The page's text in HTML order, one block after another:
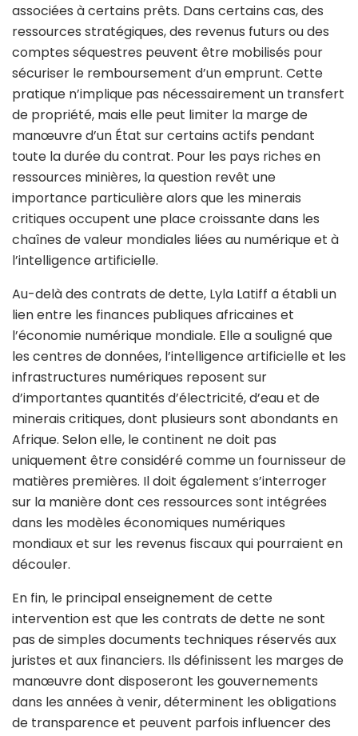
associées à certains prêts. Dans certains cas, des
ressources stratégiques, des revenus futurs ou des
comptes séquestres peuvent être mobilisés pour
sécuriser le remboursement d’un emprunt. Cette
pratique n’implique pas nécessairement un transfert
de propriété, mais elle peut limiter la marge de
manœuvre d’un État sur certains actifs pendant
toute la durée du contrat. Pour les pays riches en
ressources minières, la question revêt une
importance particulière alors que les minerais
critiques occupent une place croissante dans les
chaînes de valeur mondiales liées au numérique et à
l’intelligence artificielle.
Au-delà des contrats de dette, Lyla Latiff a établi un
lien entre les finances publiques africaines et
l’économie numérique mondiale. Elle a souligné que
les centres de données, l’intelligence artificielle et les
infrastructures numériques reposent sur
d’importantes quantités d’électricité, d’eau et de
minerais critiques, dont plusieurs sont abondants en
Afrique. Selon elle, le continent ne doit pas
uniquement être considéré comme un fournisseur de
matières premières. Il doit également s’interroger
sur la manière dont ces ressources sont intégrées
dans les modèles économiques numériques
mondiaux et sur les revenus fiscaux qui pourraient en
découler.
En fin, le principal enseignement de cette
intervention est que les contrats de dette ne sont
pas de simples documents techniques réservés aux
juristes et aux financiers. Ils définissent les marges de
manœuvre dont disposeront les gouvernements
dans les années à venir, déterminent les obligations
de transparence et peuvent parfois influencer des